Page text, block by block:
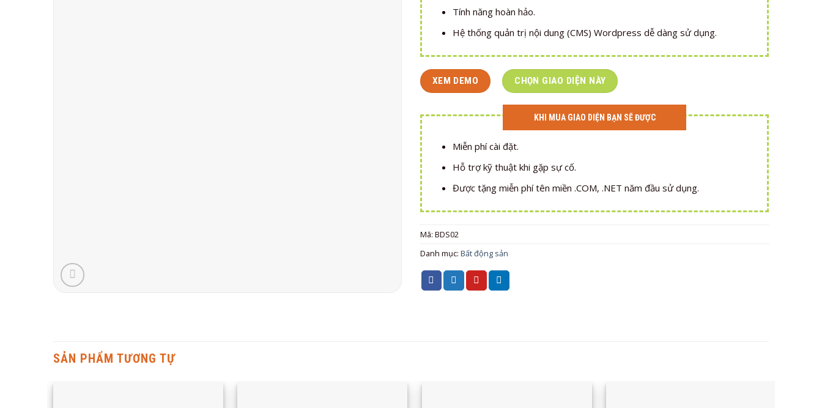
Tính năng hoàn hảo.
Hệ thống quản trị nội dung (CMS) Wordpress dễ dàng sử dụng.
XEM DEMO CHỌN GIAO DIỆN NÀY
KHI MUA GIAO DIỆN BẠN SẼ ĐƯỢC
Miễn phí cài đặt.
Hỗ trợ kỹ thuật khi gặp sự cố.
Được tặng miễn phí tên miền .COM, .NET năm đầu sử dụng.
Mã: BDS02
Danh mục: Bất động sản
SẢN PHẨM TƯƠNG TỰ